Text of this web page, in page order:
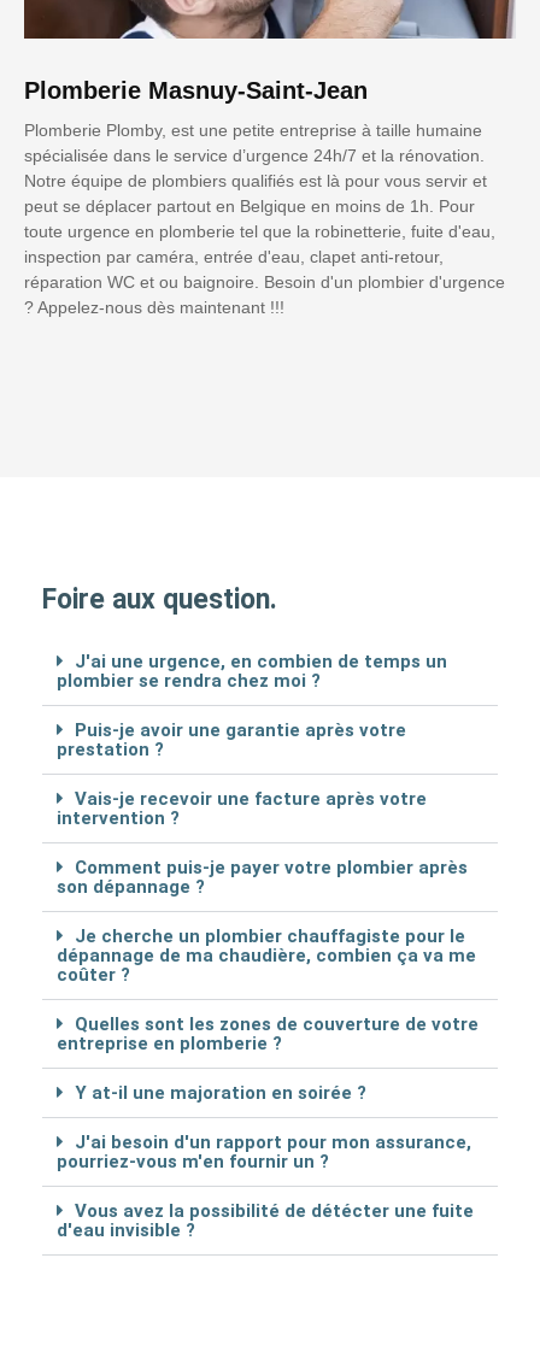
Plomberie Masnuy-Saint-Jean
Plomberie Plomby, est une petite entreprise à taille humaine
spécialisée dans le service d’urgence 24h/7 et la rénovation.
Notre équipe de plombiers qualifiés est là pour vous servir et
peut se déplacer partout en Belgique en moins de 1h. Pour
toute urgence en plomberie tel que la robinetterie, fuite d'eau,
inspection par caméra, entrée d'eau, clapet anti-retour,
réparation WC et ou baignoire. Besoin d'un plombier d'urgence
? Appelez-nous dès maintenant !!!
Foire aux question.
J'ai une urgence, en combien de temps un
plombier se rendra chez moi ?
Puis-je avoir une garantie après votre
prestation ?
Vais-je recevoir une facture après votre
intervention ?
Comment puis-je payer votre plombier après
son dépannage ?
Je cherche un plombier chauffagiste pour le
dépannage de ma chaudière, combien ça va me
coûter ?
Quelles sont les zones de couverture de votre
entreprise en plomberie ?
Y at-il une majoration en soirée ?
J'ai besoin d'un rapport pour mon assurance,
pourriez-vous m'en fournir un ?
Vous avez la possibilité de détécter une fuite
d'eau invisible ?